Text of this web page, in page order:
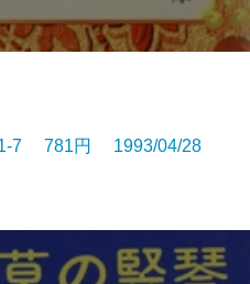
7 781円 1993/04/28